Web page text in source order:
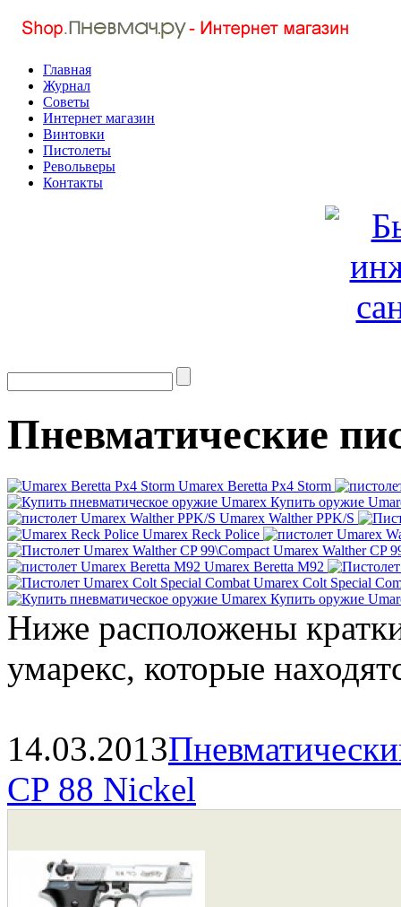
Главная
Журнал
Советы
Интернет магазин
Винтовки
Пистолеты
Револьверы
Контакты
Пневматические
Umarex Beretta Px4 Storm
Купить оружие
Umarex Walther PPK/S
Umarex Reck Police
Umarex Walther CP
Umarex Beretta M92
Umarex Colt Special
Купить оружие
Ниже расположены
умарекс, которые
14.03.2013
CP 88 Nickel